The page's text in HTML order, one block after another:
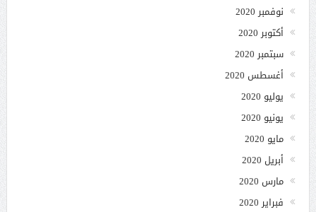
نوفمبر 2020
أكتوبر 2020
سبتمبر 2020
أغسطس 2020
يوليو 2020
يونيو 2020
مايو 2020
أبريل 2020
مارس 2020
فبراير 2020